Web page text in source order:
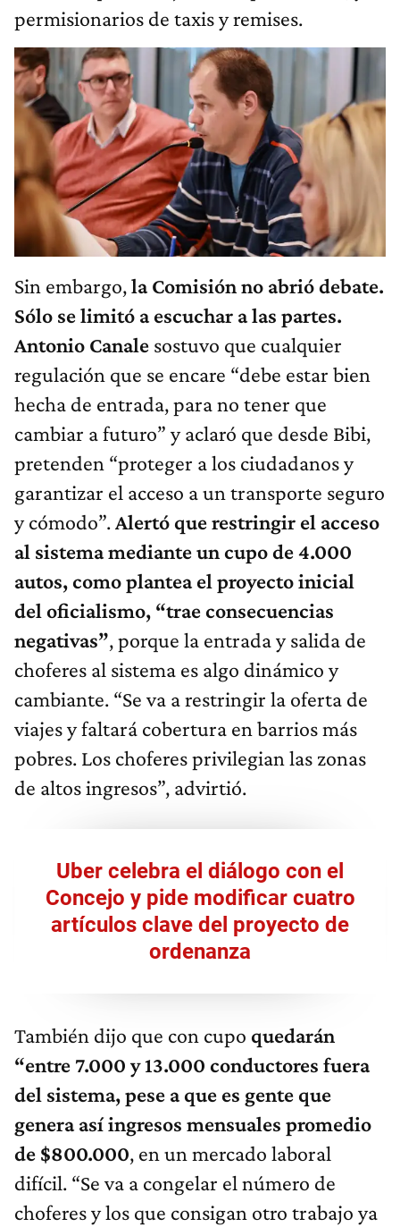
permisionarios de taxis y remises.
Sin embargo,la Comisión no abrió debate.
Sólo se limitó a escuchar a las partes.
Antonio Canale sostuvo que cualquier
regulación que se encare “debe estar bien
hecha de entrada, para no tener que
cambiar a futuro” y aclaró que desde Bibi,
pretenden “proteger a los ciudadanos y
garantizar el acceso a un transporte seguro
y cómodo”.Alertó que restringir el acceso
al sistema mediante un cupo de 4.000
autos, como plantea el proyecto inicial
del oficialismo, “trae consecuencias
negativas”, porque la entrada y salida de
choferes al sistema es algo dinámico y
cambiante. “Se va a restringir la oferta de
viajes y faltará cobertura en barrios más
pobres. Los choferes privilegian las zonas
de altos ingresos”, advirtió.
Uber celebra el diálogo con el
Concejo y pide modificar cuatro
artículos clave del proyecto de
ordenanza
También dijo que con cupo quedarán
“entre 7.000 y 13.000 conductores fuera
del sistema, pese a que es gente que
genera así ingresos mensuales promedio
de $800.000, en un mercado laboral
difícil. “Se va a congelar el número de
choferes y los que consigan otro trabajo ya